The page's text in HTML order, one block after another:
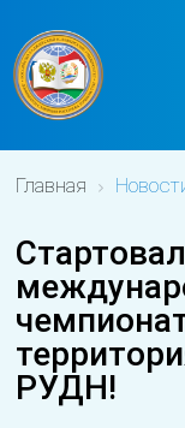
Главная
РУДН!